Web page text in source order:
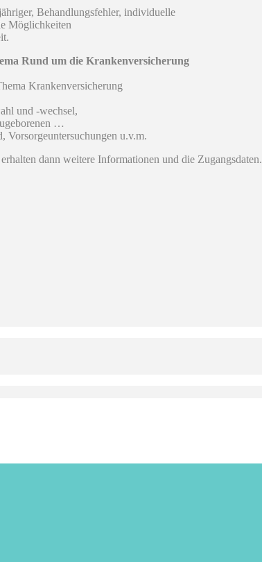
Behandlungsfehler, individuelle
Möglichkeiten
Rund um die Krankenversicherung
Krankenversicherung
und -wechsel,
…
Vorsorgeuntersuchungen u.v.m.
dann weitere Informationen und die Zugangsdaten.